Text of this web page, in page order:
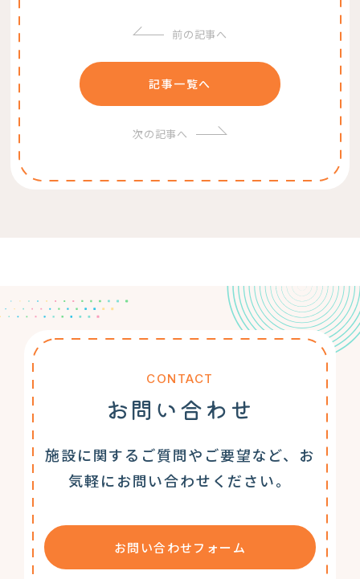
前の記事へ
記事一覧へ
次の記事へ
CONTACT
お問い合わせ
施設に関するご質問やご要望など、お
気軽にお問い合わせください。
お問い合わせフォーム